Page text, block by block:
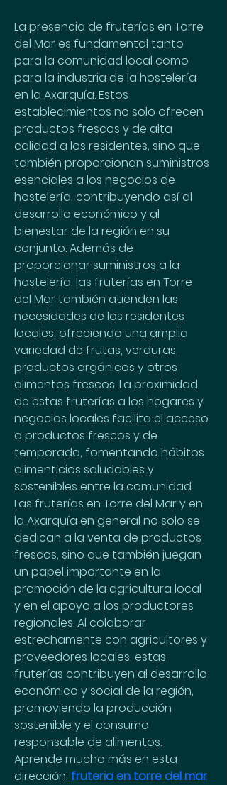
La presencia de fruterías en Torre
del Mar es fundamental tanto
para la comunidad local como
para la industria de la hostelería
en la Axarquía. Estos
establecimientos no solo ofrecen
productos frescos y de alta
calidad a los residentes, sino que
también proporcionan suministros
esenciales a los negocios de
hostelería, contribuyendo así al
desarrollo económico y al
bienestar de la región en su
conjunto. Además de
proporcionar suministros a la
hostelería, las fruterías en Torre
del Mar también atienden las
necesidades de los residentes
locales, ofreciendo una amplia
variedad de frutas, verduras,
productos orgánicos y otros
alimentos frescos. La proximidad
de estas fruterías a los hogares y
negocios locales facilita el acceso
a productos frescos y de
temporada, fomentando hábitos
alimenticios saludables y
sostenibles entre la comunidad.
Las fruterías en Torre del Mar y en
la Axarquía en general no solo se
dedican a la venta de productos
frescos, sino que también juegan
un papel importante en la
promoción de la agricultura local
y en el apoyo a los productores
regionales. Al colaborar
estrechamente con agricultores y
proveedores locales, estas
fruterías contribuyen al desarrollo
económico y social de la región,
promoviendo la producción
sostenible y el consumo
responsable de alimentos.
Aprende mucho más en esta
dirección: fruteria en torre del mar